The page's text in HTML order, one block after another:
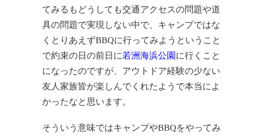
てみるもどうしても交通アクセスの問題や道
具の問題で実現しない中で、キャンプではな
くとりあえずBBQに行ってみようということ
で約束の日の前日に若洲海浜公園に行くこと
になったのですが、アウトドア経験の少ない
友人家族皆が楽しんでくれたようで本当によ
かったなと思います。
そういう意味ではキャンプやBBQをやってみ